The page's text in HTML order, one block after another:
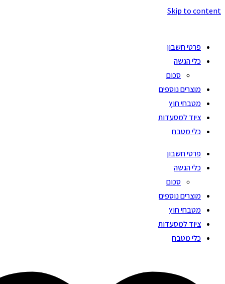
Skip to content
פרטי חשבון
כלי הגשה
סכום
מוצרים נוספים
מטבחי חוץ
ציוד למסעדות
כלי מטבח
פרטי חשבון
כלי הגשה
סכום
מוצרים נוספים
מטבחי חוץ
ציוד למסעדות
כלי מטבח